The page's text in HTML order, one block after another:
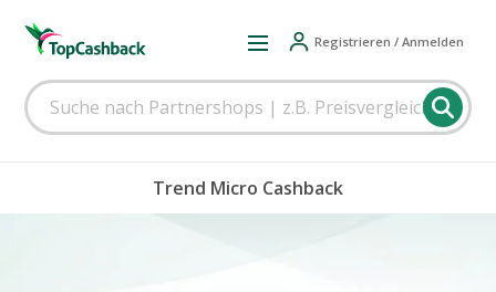
Registrieren / Anmelden
Trend Micro Cashback